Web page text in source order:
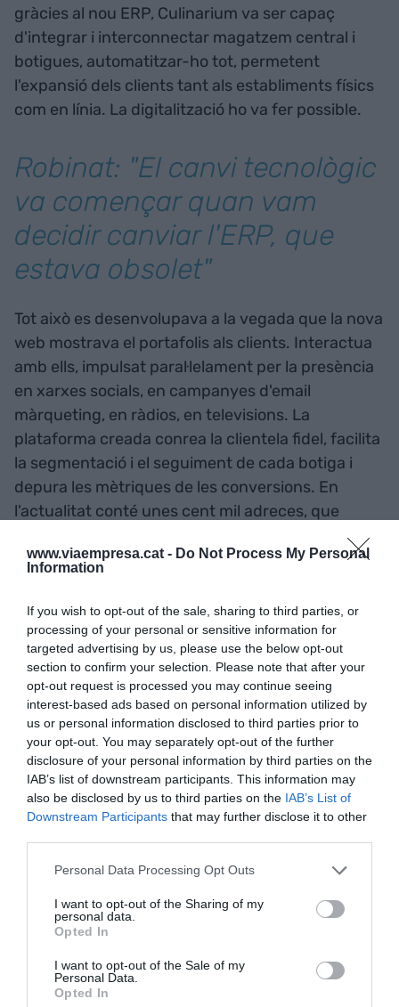
www.viaempresa.cat - Do Not Process My Personal
Information
If you wish to opt-out of the sale, sharing to third parties, or
processing of your personal or sensitive information for
targeted advertising by us, please use the below opt-out
section to confirm your selection. Please note that after your
opt-out request is processed you may continue seeing
interest-based ads based on personal information utilized by
us or personal information disclosed to third parties prior to
your opt-out. You may separately opt-out of the further
disclosure of your personal information by third parties on the
IAB’s list of downstream participants. This information may
also be disclosed by us to third parties on the IAB’s List of
Downstream Participants that may further disclose it to other
Personal Data Processing Opt Outs
I want to opt-out of the Sharing of my
personal data.
Opted In
I want to opt-out of the Sale of my
Personal Data.
Opted In
gràcies al nou ERP, Culinarium va ser capaç
d'integrar i interconnectar magatzem central i
botigues, automatitzar-ho tot, permetent
l'expansió dels clients tant als establiments físics
com en línia. La digitalització ho va fer possible.
Robinat: "El canvi tecnològic
va començar quan vam
decidir canviar l'ERP, que
estava obsolet"
Tot això es desenvolupava a la vegada que la nova
web mostrava el portafolis als clients. Interactua
amb ells, impulsat paral·lelament per la presència
en xarxes socials, en campanyes d'email
màrqueting, en ràdios, en televisions. La
plataforma creada conrea la clientela fidel, facilita
la segmentació i el seguiment de cada botiga i
depura les mètriques de les conversions. En
l'actualitat conté unes cent mil adreces, que
estableixen relacions comercials amb l'empresa
de forma assídua. Tota aquesta feina va
de la xarxa de botigues. "No ens hi capfiquem pel
creixement de les vendes en línia, si són com una
de les botigues físiques o més. Ja adquiriran el
seu ritme a mesura que el negoci es desenvolupi
orgànicament. A l'era digital estem perquè és el
nou habitat empresarial i no ens haguéssim
perdonat no aprofitar aquesta oportunitat. Però
no cal obsessionar-se per les vendes a través
d'internet", afegeixen els empresaris.
Tiquet mitjà
El tiquet mitjà se situa per damunt dels 20 euros.
En aquest quadrienni ha crescut més del 10%,
com per la incorporació de la venda electrònica.
Per altra banda, el de les vendes en línia és de